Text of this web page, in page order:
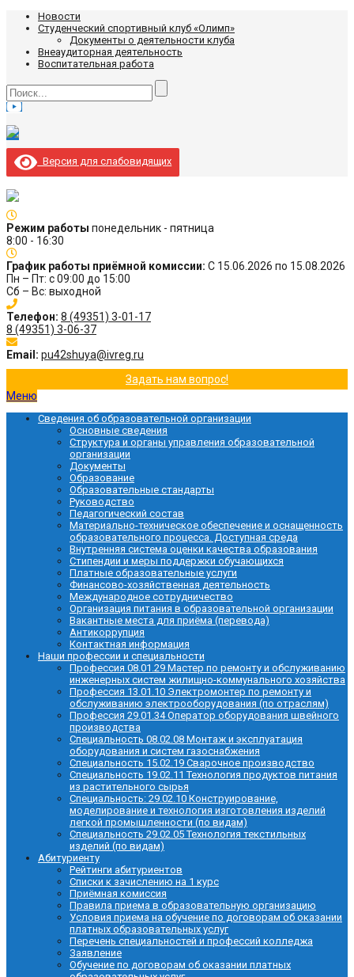
Новости
Студенческий спортивный клуб «Олимп»
Документы о деятельности клуба
Внеаудиторная деятельность
Воспитательная работа
Версия для слабовидящих
Режим работы понедельник - пятница
8:00 - 16:30
График работы приёмной комиссии: С 15.06.2026 по 15.08.2026
Пн – Пт: с 09:00 до 15:00
Сб – Вс: выходной
Телефон: 8 (49351) 3-01-17
8 (49351) 3-06-37
Email: pu42shuya@ivreg.ru
Задать нам вопрос!
Меню
Сведения об образовательной организации
Основные сведения
Структура и органы управления образовательной
организации
Документы
Образование
Образовательные стандарты
Руководство
Педагогический состав
Материально-техническое обеспечение и оснащенность
образовательного процесса. Доступная среда
Внутренняя система оценки качества образования
Стипендии и меры поддержки обучающихся
Платные образовательные услуги
Финансово-хозяйственная деятельность
Международное сотрудничество
Организация питания в образовательной организации
Вакантные места для приёма (перевода)
Антикоррупция
Контактная информация
Наши профессии и специальности
Профессия 08.01.29 Мастер по ремонту и обслуживанию
инженерных систем жилищно-коммунального хозяйства
Профессия 13.01.10 Электромонтер по ремонту и
обслуживанию электрооборудования (по отраслям)
Профессия 29.01.34 Оператор оборудования швейного
производства
Специальность 08.02.08 Монтаж и эксплуатация
оборудования и систем газоснабжения
Специальность 15.02.19 Сварочное производство
Специальность 19.02.11 Технология продуктов питания
из растительного сырья
Специальность: 29.02.10 Конструирование,
моделирование и технология изготовления изделий
легкой промышленности (по видам)
Специальность 29.02.05 Технология текстильных
изделий (по видам)
Абитуриенту
Рейтинги абитуриентов
Списки к зачислению на 1 курс
Приёмная комиссия
Правила приема в образовательную организацию
Условия приема на обучение по договорам об оказании
платных образовательных услуг
Перечень специальностей и профессий колледжа
Заявление
Обучение по договорам об оказании платных